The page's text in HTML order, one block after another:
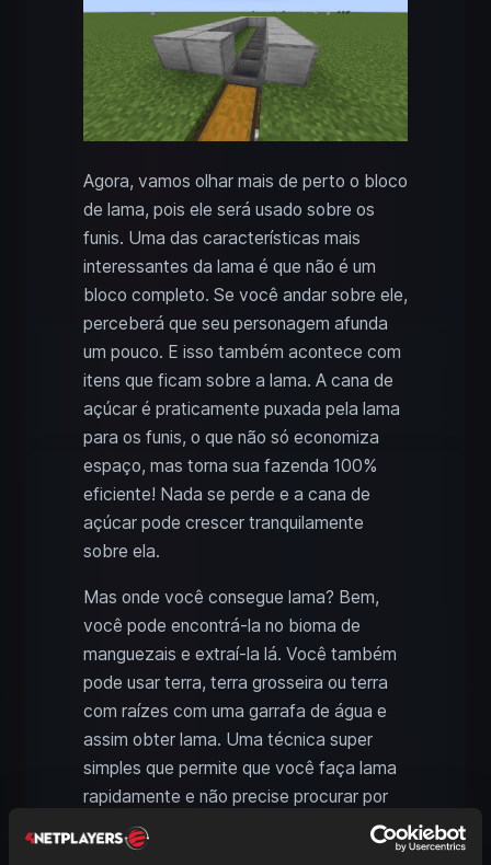
Agora, vamos olhar mais de perto o bloco
de lama, pois ele será usado sobre os
funis. Uma das características mais
interessantes da lama é que não é um
bloco completo. Se você andar sobre ele,
perceberá que seu personagem afunda
um pouco. E isso também acontece com
itens que ficam sobre a lama. A cana de
açúcar é praticamente puxada pela lama
para os funis, o que não só economiza
espaço, mas torna sua fazenda 100%
eficiente! Nada se perde e a cana de
açúcar pode crescer tranquilamente
sobre ela.
Mas onde você consegue lama? Bem,
você pode encontrá-la no bioma de
manguezais e extraí-la lá. Você também
pode usar terra, terra grosseira ou terra
com raízes com uma garrafa de água e
assim obter lama. Uma técnica super
simples que permite que você faça lama
rapidamente e não precise procurar por
um bioma.